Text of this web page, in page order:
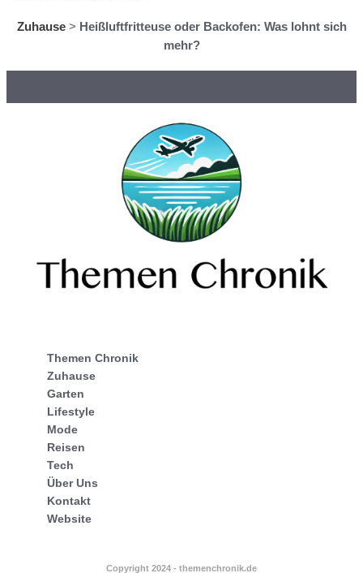
Zuhause> Heißluftfritteuse oder Backofen: Was lohnt sich
mehr?
Themen Chronik
Zuhause
Garten
Lifestyle
Mode
Reisen
Tech
Über Uns
Kontakt
Website
Copyright 2024 - themenchronik.de